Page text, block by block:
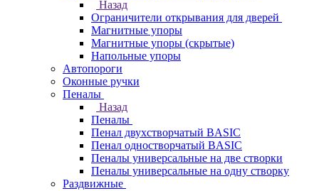
Назад
Ограничители открывания для дверей
Магнитные упоры
Магнитные упоры (скрытые)
Напольные упоры
Автопороги
Оконные ручки
Пеналы
Назад
Пеналы
Пенал двухстворчатый BASIC
Пенал одностворчатый BASIC
Пеналы универсальные на две створки
Пеналы универсальные на одну створку
Раздвижные